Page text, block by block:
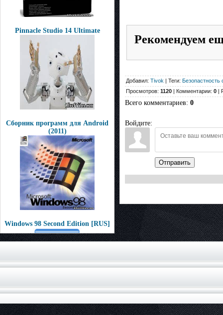
Pinnacle Studio 14 Ultimate
Сборник программ для Android
(2011)
Windows 98 Second Edition [RUS]
Рекомендуем
Добавил: Tivok | Теги: Безопастность
Просмотров: 1120 | Комментарии: 0 |
Всего комментариев: 0
Войдите:
Отправить